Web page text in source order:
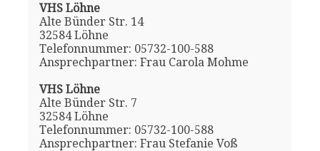
VHS Löhne
Alte Bünder Str. 14
32584 Löhne
Telefonnummer: 05732-100-588
Ansprechpartner: Frau Carola Mohme
VHS Löhne
Alte Bünder Str. 7
32584 Löhne
Telefonnummer: 05732-100-588
Ansprechpartner: Frau Stefanie Voß